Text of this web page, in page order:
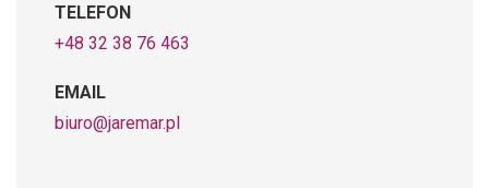
TELEFON
+48 32 38 76 463
EMAIL
biuro@jaremar.pl